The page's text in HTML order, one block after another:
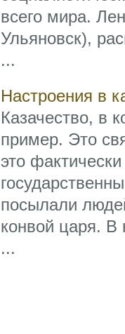
всего мира.
Ульяновск),
...
Настроения в
Казачество, в
пример. Это
это
посылали
конвой царя. В
...